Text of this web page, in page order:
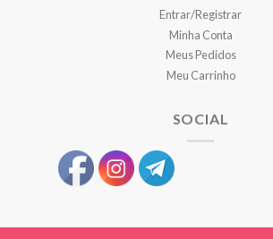
Entrar/Registrar
Minha Conta
Meus Pedidos
Meu Carrinho
SOCIAL